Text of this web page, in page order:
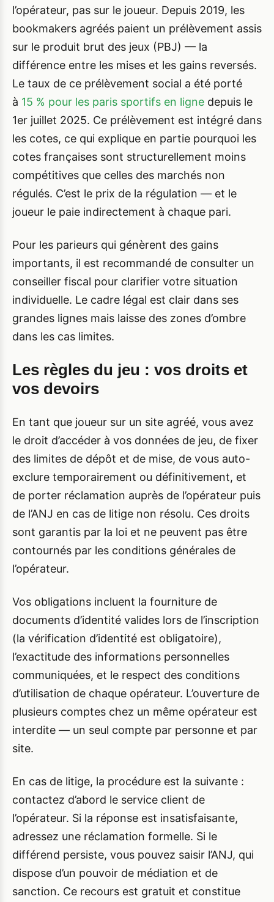
l’opérateur, pas sur le joueur. Depuis 2019, les
bookmakers agréés paient un prélèvement assis
sur le produit brut des jeux (PBJ) — la
différence entre les mises et les gains reversés.
Le taux de ce prélèvement social a été porté
à 15 % pour les paris sportifs en ligne depuis le
1er juillet 2025. Ce prélèvement est intégré dans
les cotes, ce qui explique en partie pourquoi les
cotes françaises sont structurellement moins
compétitives que celles des marchés non
régulés. C’est le prix de la régulation — et le
joueur le paie indirectement à chaque pari.
Pour les parieurs qui génèrent des gains
importants, il est recommandé de consulter un
conseiller fiscal pour clarifier votre situation
individuelle. Le cadre légal est clair dans ses
grandes lignes mais laisse des zones d’ombre
dans les cas limites.
Les règles du jeu : vos droits et
vos devoirs
En tant que joueur sur un site agréé, vous avez
le droit d’accéder à vos données de jeu, de fixer
des limites de dépôt et de mise, de vous auto-
exclure temporairement ou définitivement, et
de porter réclamation auprès de l’opérateur puis
de l’ANJ en cas de litige non résolu. Ces droits
sont garantis par la loi et ne peuvent pas être
contournés par les conditions générales de
l’opérateur.
Vos obligations incluent la fourniture de
documents d’identité valides lors de l’inscription
(la vérification d’identité est obligatoire),
l’exactitude des informations personnelles
communiquées, et le respect des conditions
d’utilisation de chaque opérateur. L’ouverture de
plusieurs comptes chez un même opérateur est
interdite — un seul compte par personne et par
site.
En cas de litige, la procédure est la suivante :
contactez d’abord le service client de
l’opérateur. Si la réponse est insatisfaisante,
adressez une réclamation formelle. Si le
différend persiste, vous pouvez saisir l’ANJ, qui
dispose d’un pouvoir de médiation et de
sanction. Ce recours est gratuit et constitue